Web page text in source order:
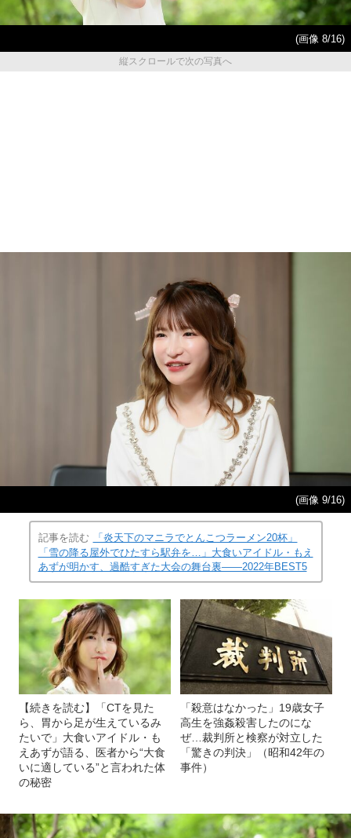
(画像 8/16)
縦スクロールで次の写真へ
(画像 9/16)
記事を読む
「炎天下のマニラでとんこつラーメン20杯」
「雪の降る屋外でひたすら駅弁を…」大食いアイドル・もえ
あずが明かす、過酷すぎた大会の舞台裏――2022年BEST5
【続きを読む】「CTを見た
ら、胃から足が生えているみ
たいで」大食いアイドル・も
えあずが語る、医者から“大食
いに適している”と言われた体
の秘密
「殺意はなかった」19歳女子
高生を強姦殺害したのにな
ぜ…裁判所と検察が対立した
「驚きの判決」（昭和42年の
事件）